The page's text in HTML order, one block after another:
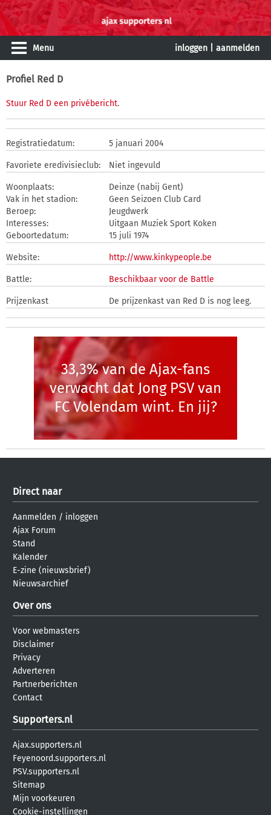
Menu inloggen aanmelden
Profiel Red D
Stuur Red D een privébericht.
Registratiedatum: 5 januari 2004
Favoriete eredivisieclub: Niet ingevuld
Woonplaats:
Deinze (nabij Gent)
Vak in het stadion:
Geen Seizoen Club Card
Beroep:
Jeugdwerk
Interesses:
Uitgaan Muziek Sport Koken
Geboortedatum:
15 juli 1974
Website: http://www.kinkypeople.be
Battle: Beschikbaar voor de Battle
Prijzenkast De prijzenkast van Red D is nog leeg.
33,3% van de Ajax-fans
verwacht dat Jong PSV van
FC Volendam wint. En jij?
Direct naar
Aanmelden / inloggen
Ajax Forum
Stand
Kalender
E-zine (nieuwsbrief)
Nieuwsarchief
Over ons
Voor webmasters
Disclaimer
Privacy
Adverteren
Partnerberichten
Contact
Supporters.nl
Ajax.supporters.nl
Feyenoord.supporters.nl
PSV.supporters.nl
Sitemap
Mijn voorkeuren
Cookie-instellingen